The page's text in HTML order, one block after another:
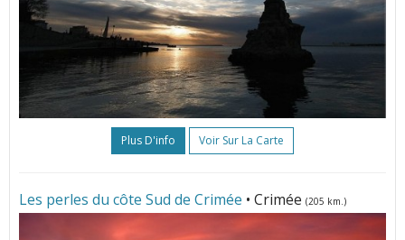
Plus D'info Voir Sur La Carte
Les perles du côte Sud de Crimée • Crimée (205 km.)